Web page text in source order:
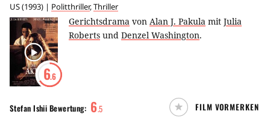
US(1993) | Politthriller,Thriller
6.6
Gerichtsdrama von Alan J. Pakula mit Julia
Roberts und Denzel Washington.
Stefan Ishii Bewertung: 6.5 FILM VORMERKEN